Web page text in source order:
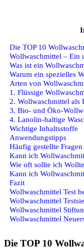
Die TOP 10
Wollwaschmittel – Ein
Was ist ein
Warum ein spezielles
Arten von
1. Flüssige
2. Wollwaschmittel als
3. Bio- und Öko-
4. Lanolin-haltige
Wichtige Inhaltsstoffe
Anwendungstipps
Häufig gestellte
Kann ich
Wie oft sollte ich
Kann ich
Fazit
Wollwaschmittel Test
Wollwaschmittel
Wollwaschmittel
Wollwaschmittel
Die TOP 10